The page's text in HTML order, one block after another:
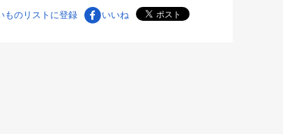
ものリストに登録 いいね